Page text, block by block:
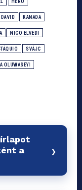
HERO
KANADA
NICO ELVEDI
SVÁJC
OLUWASEYI
a
›